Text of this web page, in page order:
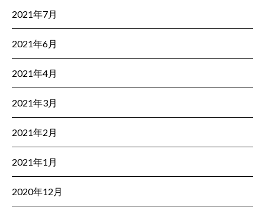
2021年7月
2021年6月
2021年4月
2021年3月
2021年2月
2021年1月
2020年12月